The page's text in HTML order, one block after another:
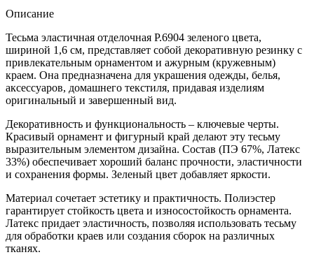
Описание
Тесьма эластичная отделочная Р.6904 зеленого цвета,
шириной 1,6 см, представляет собой декоративную резинку с
привлекательным орнаментом и ажурным (кружевным)
краем. Она предназначена для украшения одежды, белья,
аксессуаров, домашнего текстиля, придавая изделиям
оригинальный и завершенный вид.
Декоративность и функциональность – ключевые черты.
Красивый орнамент и фигурный край делают эту тесьму
выразительным элементом дизайна. Состав (ПЭ 67%, Латекс
33%) обеспечивает хороший баланс прочности, эластичности
и сохранения формы. Зеленый цвет добавляет яркости.
Материал сочетает эстетику и практичность. Полиэстер
гарантирует стойкость цвета и износостойкость орнамента.
Латекс придает эластичность, позволяя использовать тесьму
для обработки краев или создания сборок на различных
тканях.